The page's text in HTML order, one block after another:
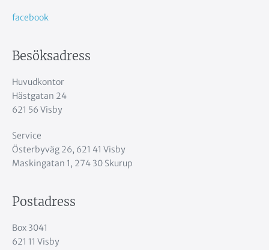
facebook
Besöksadress
Huvudkontor
Hästgatan 24
621 56 Visby
Service
Österbyväg 26, 621 41 Visby
Maskingatan 1, 274 30 Skurup
Postadress
Box 3041
621 11 Visby